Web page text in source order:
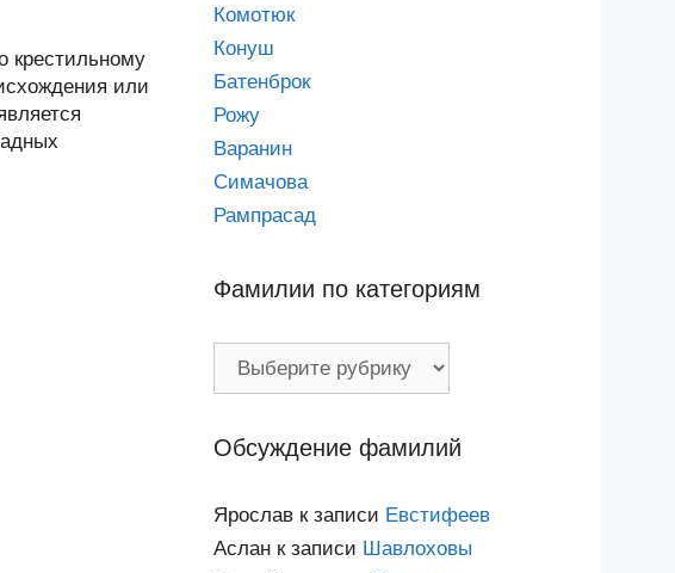
крестильному
или
Комотюк
Конуш
Батенброк
Рожу
Варанин
Симачова
Рампрасад
Фамилии по категориям
Обсуждение фамилий
Ярослав к записи Евстифеев
Аслан к записи Шавлоховы